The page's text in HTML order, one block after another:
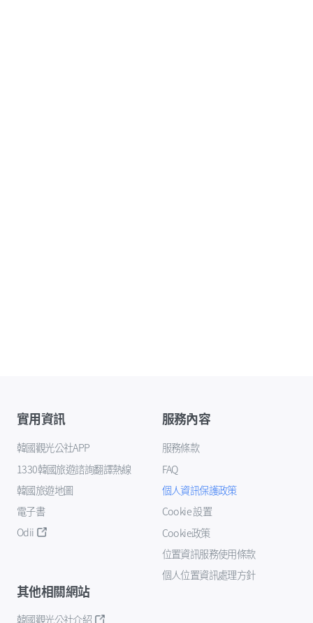
實用資訊
韓國觀光公社APP
1330韓國旅遊諮詢翻譯熱線
韓國旅遊地圖
電子書
Odii
服務內容
服務條款
FAQ
個人資訊保護政策
Cookie 設置
Cookie政策
位置資訊服務使用條款
個人位置資訊處理方針
其他相關網站
韓國觀光公社介紹